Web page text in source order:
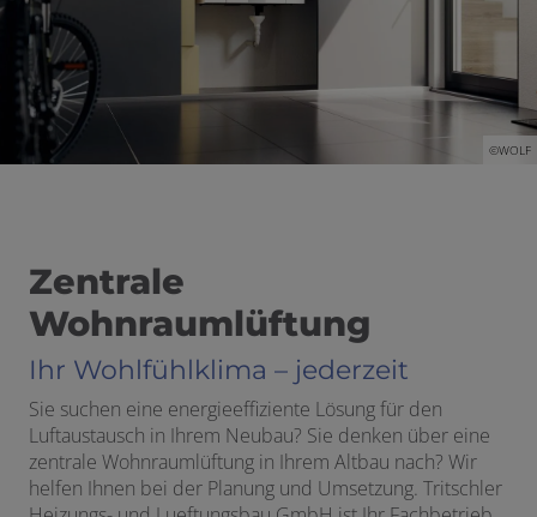
©WOLF
Zentrale
Wohnraumlüftung
Ihr Wohlfühlklima – jederzeit
Sie suchen eine energieeffiziente Lösung für den
Luftaustausch in Ihrem Neubau? Sie denken über eine
zentrale Wohnraumlüftung in Ihrem Altbau nach? Wir
helfen Ihnen bei der Planung und Umsetzung. Tritschler
schließen
und schließen
und schließen